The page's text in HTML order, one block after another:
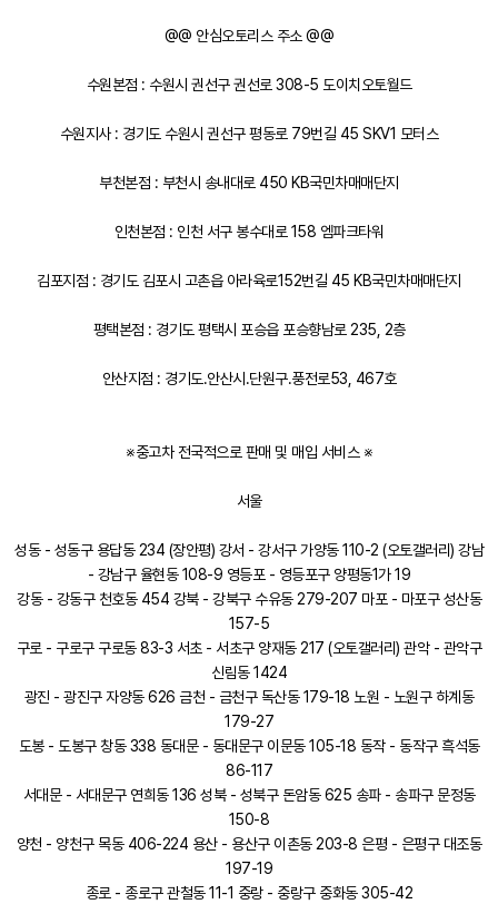
@@ 안심오토리스 주소 @@
수원본점 : 수원시 권선구 권선로 308-5 도이치오토월드
수원지사 : 경기도 수원시 권선구 평동로 79번길 45 SKV1 모터스
부천본점 : 부천시 송내대로 450 KB국민차매매단지
인천본점 : 인천 서구 봉수대로 158 엠파크타워
김포지점 : 경기도 김포시 고촌읍 아라육로152번길 45 KB국민차매매단지
평택본점 : 경기도 평택시 포승읍 포승향남로 235, 2층
안산지점 : 경기도.안산시.단원구.풍전로53, 467호
※중고차 전국적으로 판매 및 매입 서비스 ※
서울
성동 - 성동구 용답동 234 (장안평) 강서 - 강서구 가양동 110-2 (오토갤러리) 강남
- 강남구 율현동 108-9 영등포 - 영등포구 양평동1가 19
강동 - 강동구 천호동 454 강북 - 강북구 수유동 279-207 마포 - 마포구 성산동
157-5
구로 - 구로구 구로동 83-3 서초 - 서초구 양재동 217 (오토갤러리) 관악 - 관악구
신림동 1424
광진 - 광진구 자양동 626 금천 - 금천구 독산동 179-18 노원 - 노원구 하계동
179-27
도봉 - 도봉구 창동 338 동대문 - 동대문구 이문동 105-18 동작 - 동작구 흑석동
86-117
서대문 - 서대문구 연희동 136 성북 - 성북구 돈암동 625 송파 - 송파구 문정동
150-8
양천 - 양천구 목동 406-224 용산 - 용산구 이촌동 203-8 은평 - 은평구 대조동
197-19
종로 - 종로구 관철동 11-1 중랑 - 중랑구 중화동 305-42